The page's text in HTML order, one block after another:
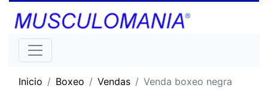
Inicio Boxeo Vendas Venda boxeo negra